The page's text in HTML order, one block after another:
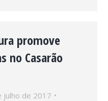
promove
no Casarão
julho de 2017